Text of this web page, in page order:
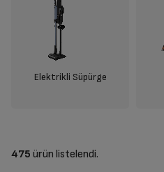
Elektrikli Süpürge
475 ürün listelendi.